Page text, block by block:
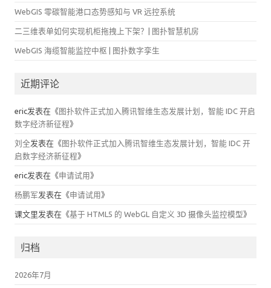
WebGIS 零碳智能港口态势感知与 VR 远控系统
二三维表单如何实现机柜拖拽上下架？| 图扑智慧机房
WebGIS 海缆智能监控中枢 | 图扑数字孪生
近期评论
eric发表在《 图扑软件正式加入腾讯智维生态发展计划，智能 IDC 开启
数字经济新征程》
刘全发表在《 图扑软件正式加入腾讯智维生态发展计划，智能 IDC 开
启数字经济新征程》
eric发表在《申请试用 》
杨鹏军发表在《申请试用 》
课文里发表在《基于 HTML5 的 WebGL 自定义 3D 摄像头监控模型》
归档
2026年7月